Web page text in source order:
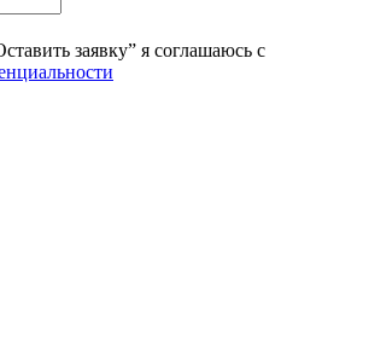
заявку” я соглашаюсь с